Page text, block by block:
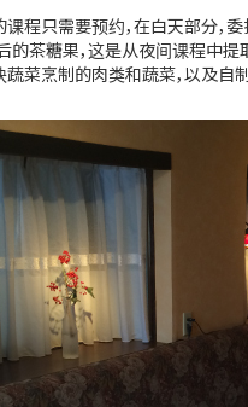
程只需要预约，在白天部分，
的茶糖果，这是从夜间课程中
菜烹制的肉类和蔬菜，以及自制